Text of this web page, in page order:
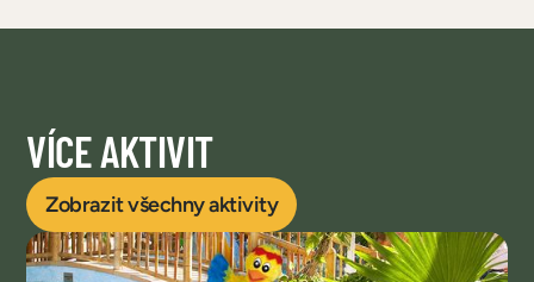
VÍCE AKTIVIT
Zobrazit všechny aktivity